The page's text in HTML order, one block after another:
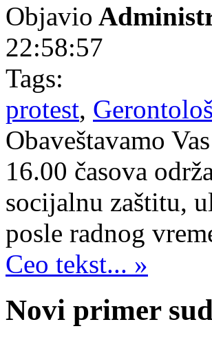
Objavio
22:58:57
Tags:
protest,
Obaveštavamo
16.00 časova
socijalnu zaštitu,
posle radnog
Ceo tekst... »
Novi primer